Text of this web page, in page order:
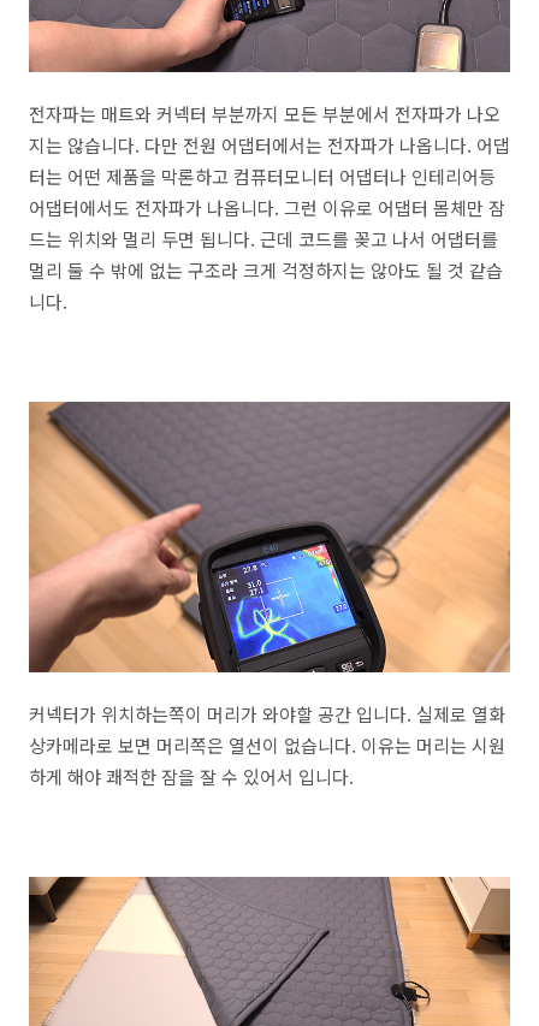
전자파는 매트와 커넥터 부분까지 모든 부분에서 전자파가 나오
지는 않습니다. 다만 전원 어댑터에서는 전자파가 나옵니다. 어댑
터는 어떤 제품을 막론하고 컴퓨터모니터 어댑터나 인테리어등
어댑터에서도 전자파가 나옵니다. 그런 이유로 어댑터 몸체만 잠
드는 위치와 멀리 두면 됩니다. 근데 코드를 꽂고 나서 어댑터를
멀리 둘 수 밖에 없는 구조라 크게 걱정하지는 않아도 될 것 같습
니다.
커넥터가 위치하는쪽이 머리가 와야할 공간 입니다. 실제로 열화
상카메라로 보면 머리쪽은 열선이 없습니다. 이유는 머리는 시원
하게 해야 쾌적한 잠을 잘 수 있어서 입니다.